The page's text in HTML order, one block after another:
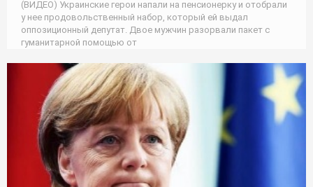
(ВИДЕО) Украинские герои напали на пенсионерку и отобрали
у нее продовольственный набор, который ей выдал
оппозиционный депутат. Двое мужчин разорвали пакет с
гуманитарной помощью от